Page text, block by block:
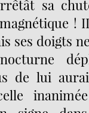
sa
!
ses doigts
de lui